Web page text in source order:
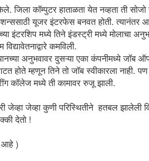
कॉम्पुटर हाताळता येत नव्हता ती
यूजर इंटरफेस बनवत होती. त्यानंतर
इंटरशिप मध्ये तिने इंडस्ट्री मध्ये मोलाचा
कमविली.
अनुभवावर दुसऱ्या एका कंपनीमध्ये
होते म्हणून तिने तो जॉब स्वीकारला नाही.
कॉलेज मध्ये ती कामावर रुजू झाली.
जेव्हा कुणी परिस्थितीने हतबल झालेली
देतो !
आहे )
पाहिलाय? २००८ साली रिलीज झालेला हा मुव्ही पाहिला नसाल
घरी कुत्रा आहे किंवा ज्यांना तो घरी असावा असे वाटते अशा
पहिला पाहिजे.
पिल्लू घरी आणतो आणि नंतर ते आपल्या घराचा एक सदस्य
भावनिक रित्या त्या कुत्र्याशी जोडले जातात. माझ्याकडे लॅब
ते योगायोगाने. पण गेली पाच वर्षे आमचा बाहेर जायचा कुठलाही